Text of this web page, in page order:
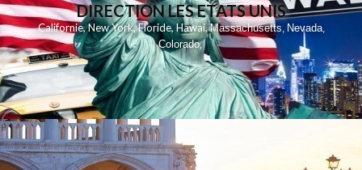
DIRECTION LES ETATS UNIS
Californie,New York,Floride,Hawai,Massachusetts, Nevada,
Colorado,